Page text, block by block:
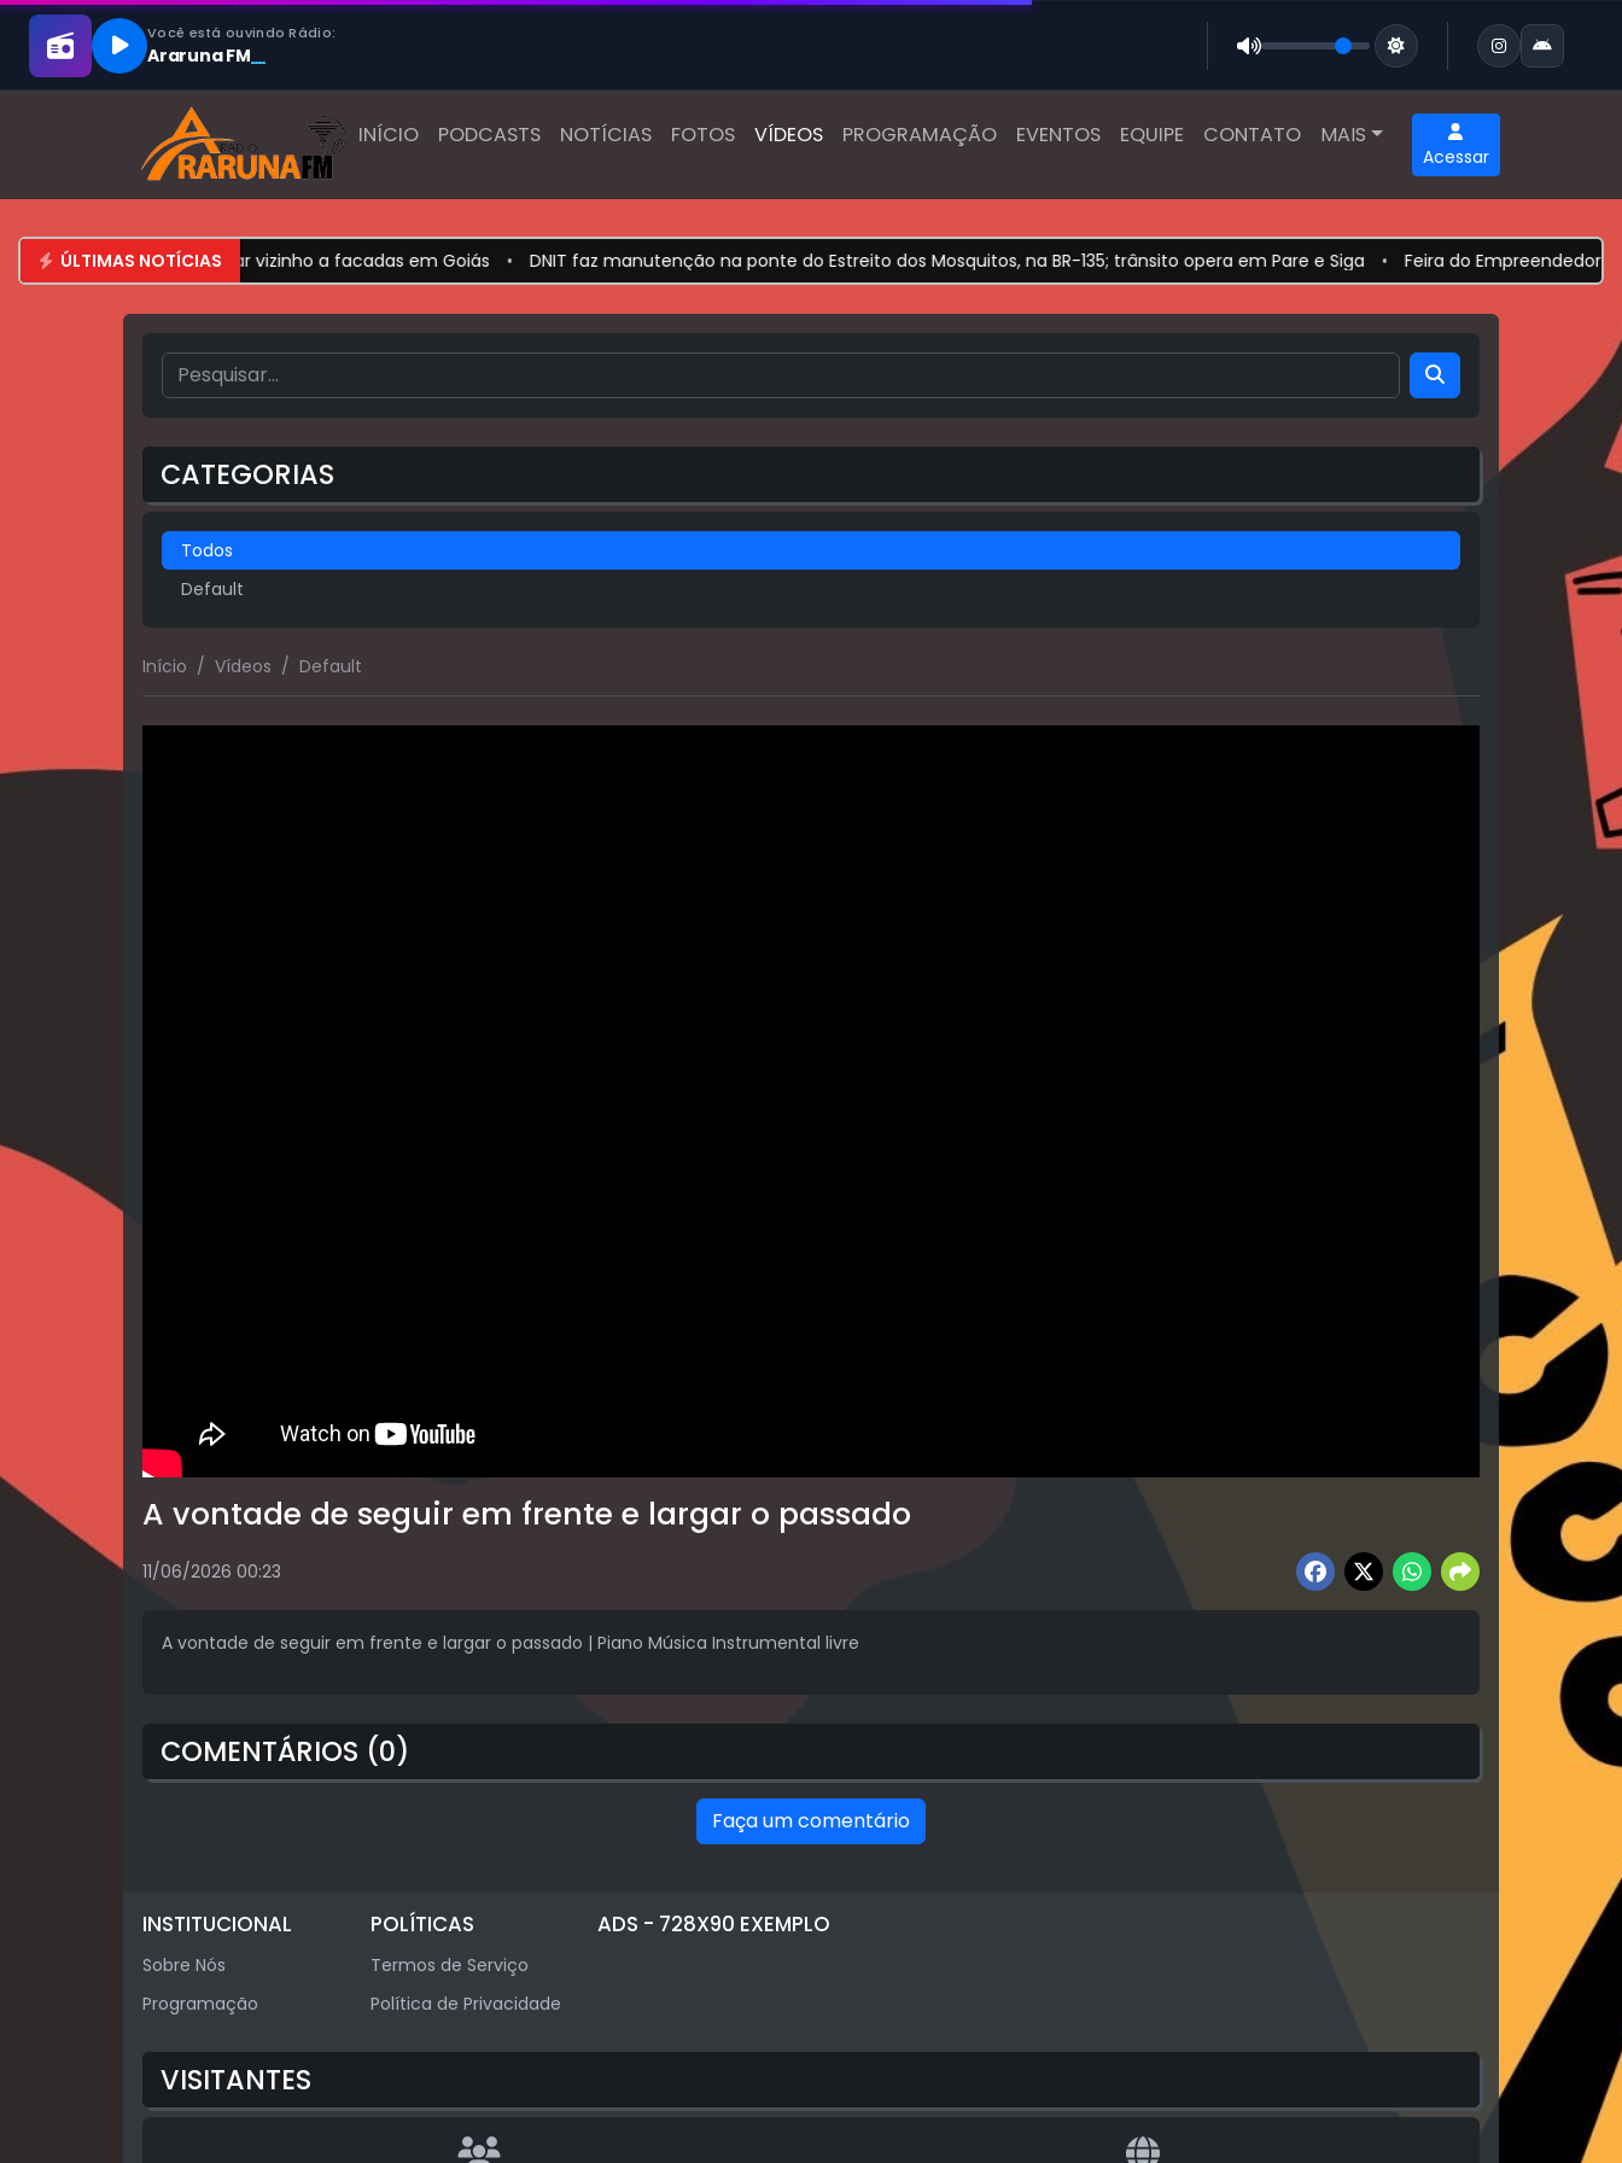
INÍCIO PODCASTS NOTÍCIAS FOTOS VÍDEOS PROGRAMAÇÃO EVENTOS EQUIPE CONTATO MAIS
Acessar
ÚLTIMAS NOTÍCIAS
suspeito de matar vizinho a facadas em Goiás • DNIT faz manutenção na ponte do Estreito dos Mosquitos, na BR-135; trânsito opera em Pare e Siga • Feira do Empreendedor
CATEGORIAS
Todos
Default
Início Vídeos Default
A vontade de seguir em frente e largar o passado
11/06/2026 00:23
A vontade de seguir em frente e largar o passado | Piano Música Instrumental livre
COMENTÁRIOS (0)
Faça um comentário
INSTITUCIONAL
Sobre Nós
Programação
POLÍTICAS
Termos de Serviço
Política de Privacidade
ADS - 728X90 EXEMPLO
VISITANTES